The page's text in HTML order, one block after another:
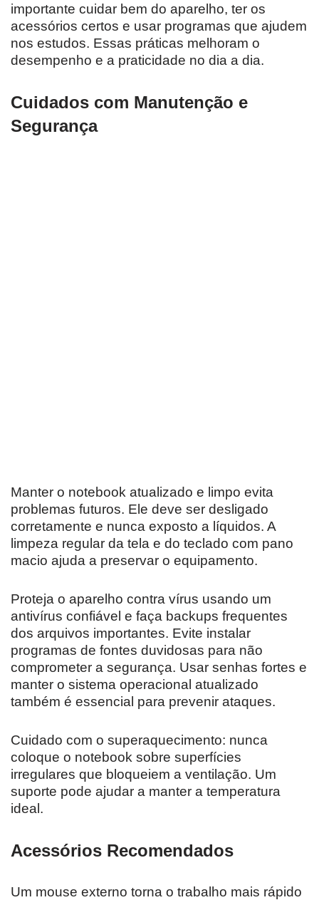
importante cuidar bem do aparelho, ter os
acessórios certos e usar programas que ajudem
nos estudos. Essas práticas melhoram o
desempenho e a praticidade no dia a dia.
Cuidados com Manutenção e
Segurança
Manter o notebook atualizado e limpo evita
problemas futuros. Ele deve ser desligado
corretamente e nunca exposto a líquidos. A
limpeza regular da tela e do teclado com pano
macio ajuda a preservar o equipamento.
Proteja o aparelho contra vírus usando um
antivírus confiável e faça backups frequentes
dos arquivos importantes. Evite instalar
programas de fontes duvidosas para não
comprometer a segurança. Usar senhas fortes e
manter o sistema operacional atualizado
também é essencial para prevenir ataques.
Cuidado com o superaquecimento: nunca
coloque o notebook sobre superfícies
irregulares que bloqueiem a ventilação. Um
suporte pode ajudar a manter a temperatura
ideal.
Acessórios Recomendados
Um mouse externo torna o trabalho mais rápido